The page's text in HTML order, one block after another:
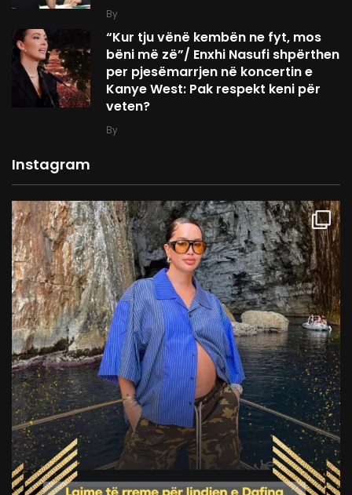
By
“Kur tju vënë kembën ne fyt, mos
bëni më zë”/ Enxhi Nasufi shpërthen
per pjesëmarrjen në koncertin e
Kanye West: Pak respekt keni për
veten?
By
Instagram